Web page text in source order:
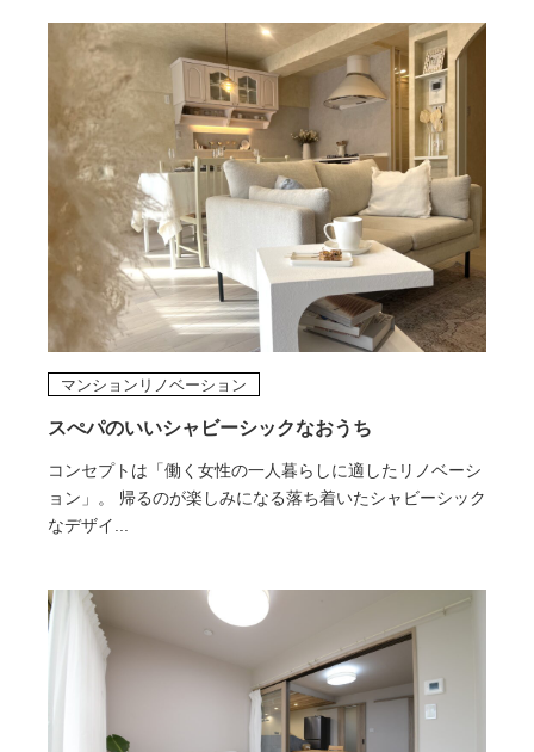
スぺパのいいシャビーシックなおうち
コンセプトは「働く女性の一人暮らしに適したリノベーシ
ョン」。 帰るのが楽しみになる落ち着いたシャビーシック
なデザイ...
マンションリノベーション